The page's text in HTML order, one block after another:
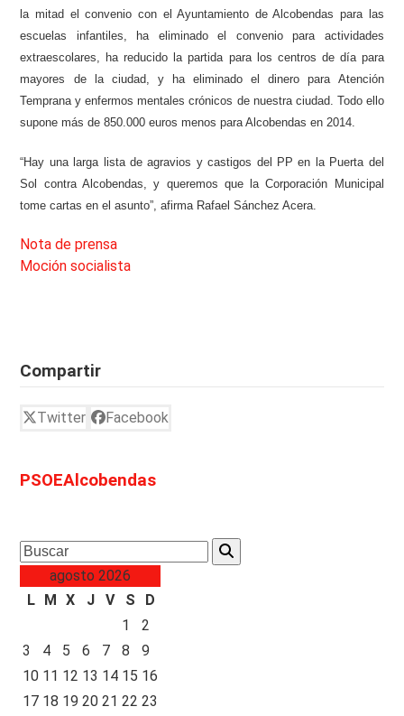
la mitad el convenio con el Ayuntamiento de Alcobendas para las
escuelas infantiles, ha eliminado el convenio para actividades
extraescolares, ha reducido la partida para los centros de día para
mayores de la ciudad, y ha eliminado el dinero para Atención
Temprana y enfermos mentales crónicos de nuestra ciudad. Todo ello
supone más de 850.000 euros menos para Alcobendas en 2014.
“Hay una larga lista de agravios y castigos del PP en la Puerta del
Sol contra Alcobendas, y queremos que la Corporación Municipal
tome cartas en el asunto”, afirma Rafael Sánchez Acera.
Nota de prensa
Moción socialista
Compartir
Twitter Facebook
PSOEAlcobendas
Search
agosto 2026
L M X J V S
D
1
2
3
4 5 6 7 8
9
10 11 12 13 14 15 16
17 18 19 20 21 22 23